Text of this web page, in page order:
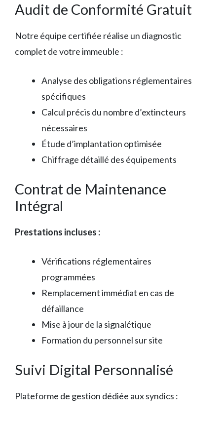
Audit de Conformité Gratuit
Notre équipe certifiée réalise un diagnostic
complet de votre immeuble :
Analyse des obligations réglementaires
spécifiques
Calcul précis du nombre d’extincteurs
nécessaires
Étude d’implantation optimisée
Chiffrage détaillé des équipements
Contrat de Maintenance
Intégral
Prestations incluses :
Vérifications réglementaires
programmées
Remplacement immédiat en cas de
défaillance
Mise à jour de la signalétique
Formation du personnel sur site
Suivi Digital Personnalisé
Plateforme de gestion dédiée aux syndics :